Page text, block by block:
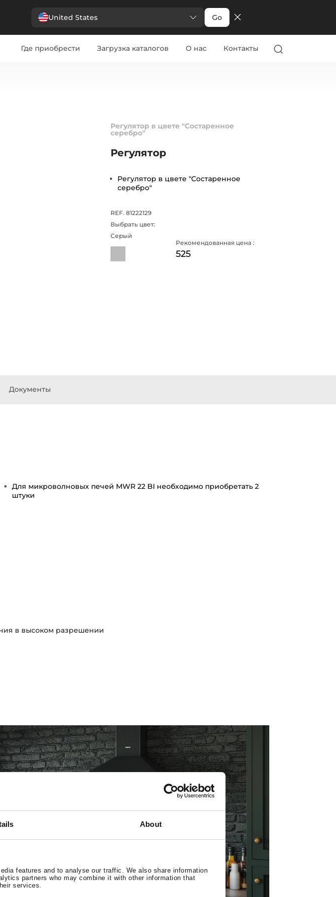
About
features and to analyse our traffic. We also share information
partners who may combine it with other information that
services.
United States Go
Где приобрести Загрузка каталогов О нас Контакты
Регулятор в цвете "Состаренное
серебро"
Регулятор
Регулятор в цвете "Состаренное
серебро"
REF. 81222129
Выбрать цвет:
Серый
Рекомендованная цена :
525
Документы
Для микроволновых печей MWR 22 BI необходимо приобретать 2
штуки
в высоком разрешении